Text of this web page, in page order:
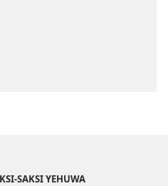
SAKSI YEHUWA